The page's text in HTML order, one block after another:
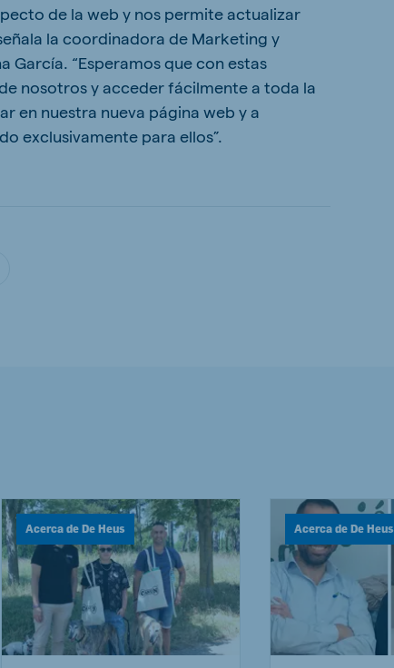
de la web y nos permite actualizar
la coordinadora de Marketing y
García. “Esperamos que con estas
nosotros y acceder fácilmente a toda la
en nuestra nueva página web y a
exclusivamente para ellos”.
Acerca de De Heus Acerca de De Heus